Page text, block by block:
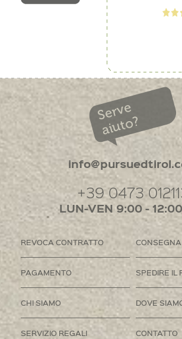
Serve
aiuto?
+39 0473
LUN-VEN 9:00 -
REVOCA CONTRATTO CONSEGNA
PAGAMENTO SPEDIRE IL
CHI SIAMO DOVE
SERVIZIO REGALI CONTATTO